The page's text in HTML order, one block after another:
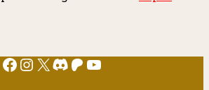
Facebook
Instagram
X Discord
Patreon
YouTube